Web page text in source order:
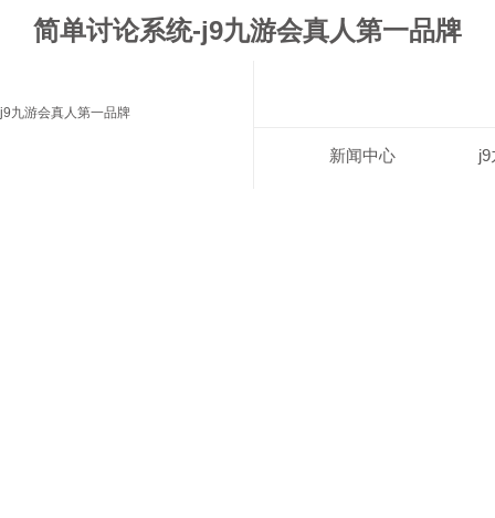
简单讨论系统-j9九游会真人第一品牌
j9九游会真人第一品牌
新闻中心